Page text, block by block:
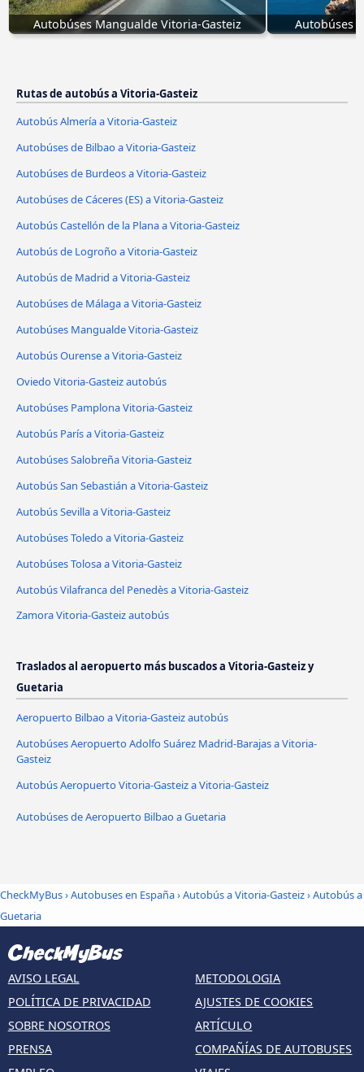
Autobúses Mangualde Vitoria-Gasteiz Autobúses
Rutas de autobús a Vitoria-Gasteiz
Autobús Almería a Vitoria-Gasteiz
Autobúses de Bilbao a Vitoria-Gasteiz
Autobúses de Burdeos a Vitoria-Gasteiz
Autobúses de Cáceres‎‎ (ES) a Vitoria-Gasteiz
Autobús Castellón de la Plana a Vitoria-Gasteiz
Autobús de Logroño a Vitoria-Gasteiz
Autobús de Madrid a Vitoria-Gasteiz
Autobúses de Málaga a Vitoria-Gasteiz
Autobúses Mangualde Vitoria-Gasteiz
Autobús Ourense a Vitoria-Gasteiz
Oviedo Vitoria-Gasteiz autobús
Autobúses Pamplona Vitoria-Gasteiz
Autobús París a Vitoria-Gasteiz
Autobúses Salobreña Vitoria-Gasteiz
Autobús San Sebastián a Vitoria-Gasteiz
Autobús Sevilla a Vitoria-Gasteiz
Autobúses Toledo a Vitoria-Gasteiz
Autobúses Tolosa a Vitoria-Gasteiz
Autobús Vilafranca del Penedès a Vitoria-Gasteiz
Zamora Vitoria-Gasteiz autobús
Traslados al aeropuerto más buscados a Vitoria-Gasteiz y
Guetaria
Aeropuerto Bilbao a Vitoria-Gasteiz autobús
Autobúses Aeropuerto Adolfo Suárez Madrid-Barajas a Vitoria-
Gasteiz
Autobús Aeropuerto Vitoria-Gasteiz a Vitoria-Gasteiz
Autobúses de Aeropuerto Bilbao a Guetaria
CheckMyBus›Autobuses en España›Autobús a Vitoria-Gasteiz›Autobús a
Guetaria
AVISO LEGAL
POLÍTICA DE PRIVACIDAD
SOBRE NOSOTROS
PRENSA
METODOLOGIA
AJUSTES DE COOKIES
ARTÍCULO
COMPAÑÍAS DE AUTOBUSES